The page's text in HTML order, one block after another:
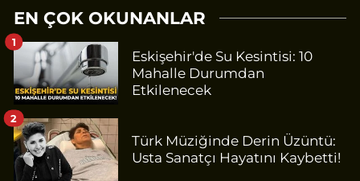
EN ÇOK OKUNANLAR
Eskişehir'de Su Kesintisi: 10
Mahalle Durumdan
Etkilenecek
1
Türk Müziğinde Derin Üzüntü:
Usta Sanatçı Hayatını Kaybetti!
2